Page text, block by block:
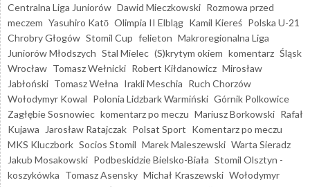
Centralna Liga Juniorów Dawid Mieczkowski Rozmowa przed
meczem Yasuhiro Katō Olimpia II Elbląg Kamil Kiereś Polska U-21
Chrobry Głogów Stomil Cup felieton Makroregionalna Liga
Juniorów Młodszych Stal Mielec (S)krytym okiem komentarz Śląsk
Wrocław Tomasz Wełnicki Robert Kiłdanowicz Mirosław
Jabłoński Tomasz Wełna Irakli Meschia Ruch Chorzów
Wołodymyr Kowal Polonia Lidzbark Warmiński Górnik Polkowice
Zagłębie Sosnowiec komentarz po meczu Mariusz Borkowski Rafał
Kujawa
Jarosław Ratajczak Polsat Sport Komentarz po meczu
MKS Kluczbork Socios Stomil Marek Maleszewski Warta Sieradz
Jakub Mosakowski Podbeskidzie Bielsko-Biała Stomil Olsztyn -
koszykówka Tomasz Asensky Michał Kraszewski Wołodymyr